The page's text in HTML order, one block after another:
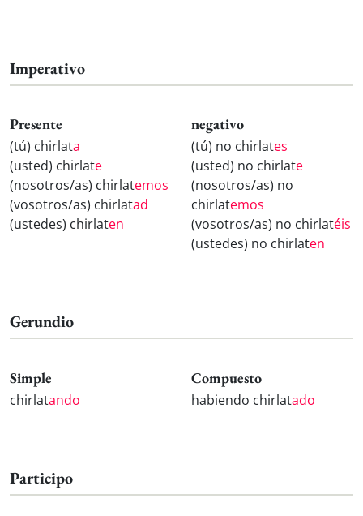
Imperativo
Presente
(tú) chirlata
(usted) chirlate
(nosotros/as) chirlatemos
(vosotros/as) chirlatad
(ustedes) chirlaten
negativo
(tú) no chirlates
(usted) no chirlate
(nosotros/as) no
chirlatemos
(vosotros/as) no chirlatéis
(ustedes) no chirlaten
Gerundio
Simple
chirlatando
Compuesto
habiendo chirlatado
Participo